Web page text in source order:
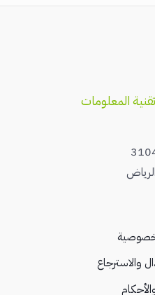
المعلومات
والاسترجاع